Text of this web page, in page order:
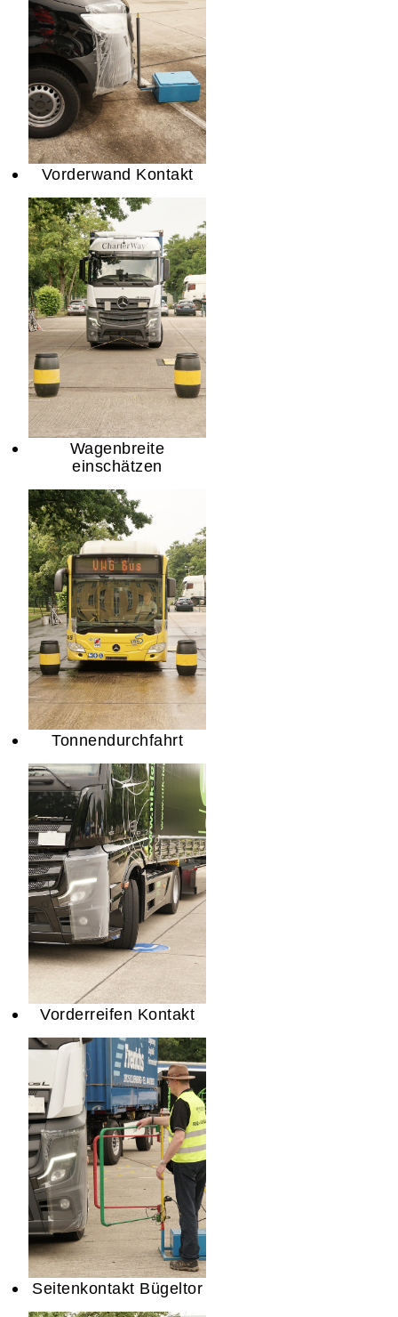
Vorderwand Kontakt
Wagenbreite
einschätzen
Tonnendurchfahrt
Vorderreifen Kontakt
Seitenkontakt Bügeltor